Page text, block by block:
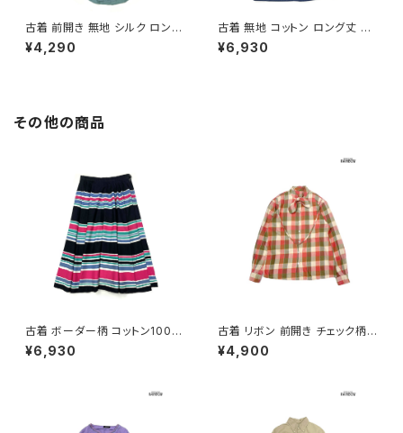
古着 前開き 無地 シルク ロング
丈 ノースリーブ ワンピース くす
み 緑 (otu2606061)
¥4,290
古着 無地 コットン ロング丈 ノ
ースリーブ ワンピース 紺 (otu
2606007)
¥6,930
その他の商品
古着 ボーダー柄 コットン100％
膝丈 スカート 黒 ピンク (ba26
07008)
¥6,930
古着 リボン 前開き チェック柄
コットン 長袖 シャツ サーモンピ
ンク ベージュ カーキ (ttu2509
¥4,900